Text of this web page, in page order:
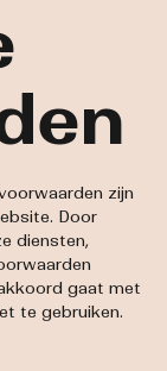
zijn
Door
diensten,
gaat met
te gebruiken.